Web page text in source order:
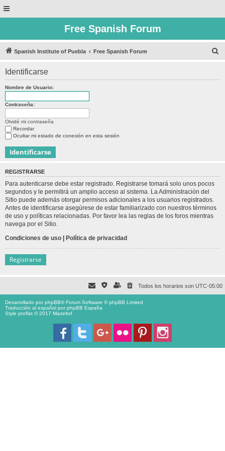
Free Spanish Forum
Spanish Institute of Puebla Free Spanish Forum
Identificarse
Nombre de Usuario:
Contraseña:
Olvidé mi contraseña
Recordar
Ocultar mi estado de conexión en esta sesión
REGISTRARSE
Para autenticarse debe estar registrado. Registrarse tomará solo unos pocos
segundos y le permitirá un amplio acceso al sistema. La Administración del
Sitio puede además otorgar permisos adicionales a los usuarios registrados.
Antes de identificarse asegúrese de estar familiarizado con nuestros términos
de uso y políticas relacionadas. Por favor lea las reglas de los foros mientras
navega por el Sitio.
Condiciones de uso | Política de privacidad
Registrarse
Todos los horarios son UTC-05:00
Desarrollado porphpBB® Forum Software © phpBB Limited
Traducción al español porphpBB España
Style proflat © 2017 Mazeltof